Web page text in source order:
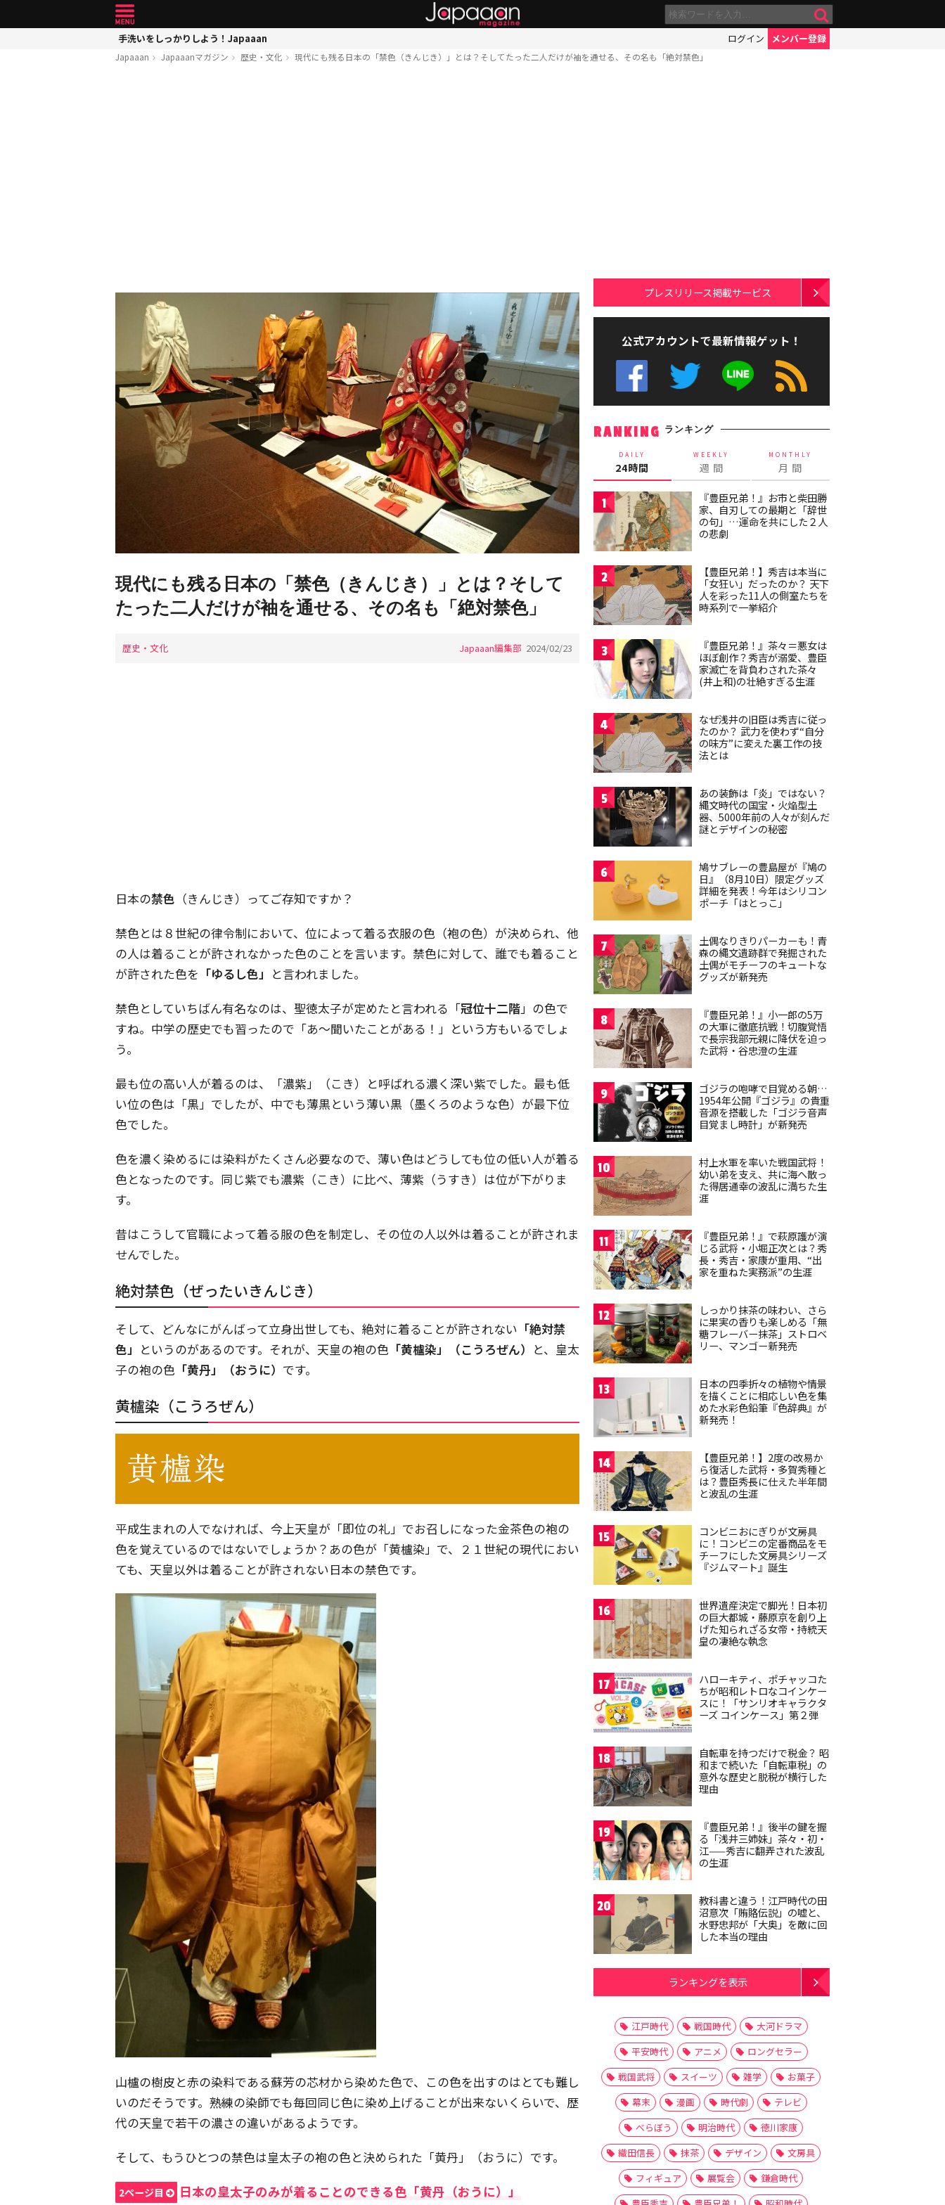
手洗いをしっかりしよう！Japaaan ログイン メンバー登録
Japaaan Japaaanマガジン 歴史・文化 現代にも残る日本の「禁色（きんじき）」とは？そしてたった二人だけが袖を通せる、その名も「絶対禁色」
現代にも残る日本の「禁色（きんじき）」とは？そして
たった二人だけが袖を通せる、その名も「絶対禁色」
歴史・文化 Japaaan編集部 2024/02/23
日本の禁色 （きんじき）ってご存知ですか？
禁色とは８世紀の律令制において、位によって着る衣服の色（袍の色）が決められ、他
の人は着ることが許されなかった色のことを言います。禁色に対して、誰でも着ること
が許された色を 「ゆるし色」 と言われました。
禁色としていちばん有名なのは、聖徳太子が定めたと言われる「冠位十二階」の色で
すね。中学の歴史でも習ったので「あ～聞いたことがある！」という方もいるでしょ
う。
最も位の高い人が着るのは、「濃紫」（こき）と呼ばれる濃く深い紫でした。最も低
い位の色は「黒」でしたが、中でも薄黒という薄い黒（墨くろのような色）が最下位
色でした。
色を濃く染めるには染料がたくさん必要なので、薄い色はどうしても位の低い人が着る
色となったのです。同じ紫でも濃紫（こき）に比べ、薄紫（うすき）は位が下がりま
す。
昔はこうして官職によって着る服の色を制定し、その位の人以外は着ることが許されま
せんでした。
絶対禁色（ぜったいきんじき）
そして、どんなにがんばって立身出世しても、絶対に着ることが許されない 「絶対禁
色」 というのがあるのです。それが、天皇の袍の色 「黄櫨染」（こうろぜん） と、皇太
子の袍の色 「黄丹」（おうに） です。
黄櫨染（こうろぜん）
平成生まれの人でなければ、今上天皇が「即位の礼」でお召しになった金茶色の袍の
色を覚えているのではないでしょうか？あの色が「黄櫨染」で、２１世紀の現代におい
ても、天皇以外は着ることが許されない日本の禁色です。
山櫨の樹皮と赤の染料である蘇芳の芯材から染めた色で、この色を出すのはとても難し
いのだそうです。熟練の染師でも毎回同じ色に染め上げることが出来ないくらいで、歴
代の天皇で若干の濃さの違いがあるようです。
そして、もうひとつの禁色は皇太子の袍の色と決められた「黄丹」（おうに）です。
2ページ目 日本の皇太子のみが着ることのできる色「黄丹（おうに）」
プレスリリース掲載サービス
公式アカウントで最新情報ゲット！
RANKING ランキング
DAILY
24時間
WEEKLY
週 間
MONTHLY
月 間
1
『豊臣兄弟！』お市と柴田勝
家、自刃しての最期と「辞世
の句」…運命を共にした２人
の悲劇
2
【豊臣兄弟！】秀吉は本当に
「女狂い」だったのか？ 天下
人を彩った11人の側室たちを
時系列で一挙紹介
3
『豊臣兄弟！』茶々＝悪女は
ほぼ創作？秀吉が溺愛、豊臣
家滅亡を背負わされた茶々
(井上和)の壮絶すぎる生涯
4
なぜ浅井の旧臣は秀吉に従っ
たのか？ 武力を使わず“自分
の味方”に変えた裏工作の技
法とは
5
あの装飾は「炎」ではない？
縄文時代の国宝・火焔型土
器、5000年前の人々が刻んだ
謎とデザインの秘密
6
鳩サブレーの豊島屋が『鳩の
日』（8月10日）限定グッズ
詳細を発表！今年はシリコン
ポーチ「はとっこ」
7
土偶なりきりパーカーも！青
森の縄文遺跡群で発掘された
土偶がモチーフのキュートな
グッズが新発売
8
『豊臣兄弟！』小一郎の5万
の大軍に徹底抗戦！切腹覚悟
で長宗我部元親に降伏を迫っ
た武将・谷忠澄の生涯
9
ゴジラの咆哮で目覚める朝…
1954年公開『ゴジラ』の貴重
音源を搭載した「ゴジラ音声
目覚まし時計」が新発売
10
村上水軍を率いた戦国武将！
幼い弟を支え、共に海へ散っ
た得居通幸の波乱に満ちた生
涯
11
『豊臣兄弟！』で萩原護が演
じる武将・小堀正次とは？秀
長・秀吉・家康が重用、“出
家を重ねた実務派”の生涯
12
しっかり抹茶の味わい、さら
に果実の香りも楽しめる「無
糖フレーバー抹茶」ストロベ
リー、マンゴー新発売
13
日本の四季折々の植物や情景
を描くことに相応しい色を集
めた水彩色鉛筆『色辞典』が
新発売！
14
【豊臣兄弟！】2度の改易か
ら復活した武将・多賀秀種と
は？豊臣秀長に仕えた半年間
と波乱の生涯
15
コンビニおにぎりが文房具
に！コンビニの定番商品をモ
チーフにした文房具シリーズ
『ジムマート』誕生
16
世界遺産決定で脚光！日本初
の巨大都城・藤原京を創り上
げた知られざる女帝・持統天
皇の凄絶な執念
17
ハローキティ、ポチャッコた
ちが昭和レトロなコインケー
スに！「サンリオキャラクタ
ーズ コインケース」第２弾
18
自転車を持つだけで税金？ 昭
和まで続いた「自転車税」の
意外な歴史と脱税が横行した
理由
19
『豊臣兄弟！』後半の鍵を握
る「浅井三姉妹」茶々・初・
江——秀吉に翻弄された波乱
の生涯
20
教科書と違う！江戸時代の田
沼意次「賄賂伝説」の嘘と、
水野忠邦が「大奥」を敵に回
した本当の理由
ランキングを表示
江戸時代 戦国時代
大河ドラマ
平安時代
アニメ
ロングセラー
戦国武将
スイーツ 雑学
お菓子
幕末
漫画 時代劇
テレビ
べらぼう
明治時代
徳川家康
織田信長
抹茶 デザイン
文房具
フィギュア
展覧会
鎌倉時代